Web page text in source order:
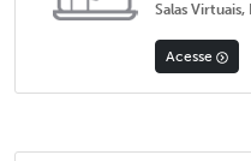
Salas
Acesse